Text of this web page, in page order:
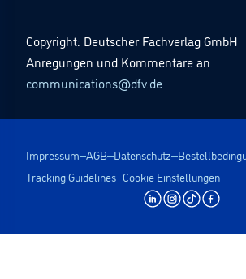
Copyright: Deutscher Fachverlag GmbH
Anregungen und Kommentare an
communications@dfv.de
Impressum AGB Datenschutz
Tracking Guidelines Cookie Einstellungen